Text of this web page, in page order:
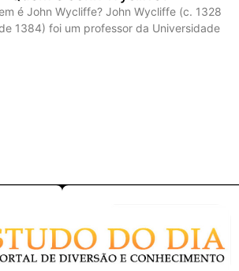
é John Wycliffe? John Wycliffe (c. 1328
1384) foi um professor da Universidade